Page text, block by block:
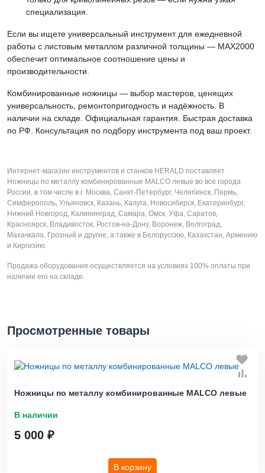
специализация.
Если вы ищете универсальный инструмент для ежедневной
работы с листовым металлом различной толщины — MAX2000
обеспечит оптимальное соотношение цены и
производительности.
Комбинированные ножницы — выбор мастеров, ценящих
универсальность, ремонтопригодность и надёжность. В
наличии на складе. Официальная гарантия. Быстрая доставка
по РФ. Консультация по подбору инструмента под ваш проект.
Интернет-магазин инструментов и станков HERALD поставляет
Ножницы по металлу комбинированные MALCO левые во все города
России, в том числе в г. Москва, Санкт-Петербург, Челябинск, Пермь,
Симферополь, Ульяновск, Казань, Калуга, Новосибирск, Екатеринбург,
Нижний Новгород, Калининград, Самара, Омск, Уфа, Саратов,
Красноярск, Владивосток, Ростов-на-Дону, Воронеж, Волгоград,
Махачкала, Грозный и другие, а также в Белоруссию, Казахстан, Армению
и Киргизию.
Продажа оборудования осуществляется на условиях 100% оплаты при
наличии его на складе.
Просмотренные товары
Ножницы по металлу комбинированные MALCO левые
В наличии
5 000 ₽
В корзину